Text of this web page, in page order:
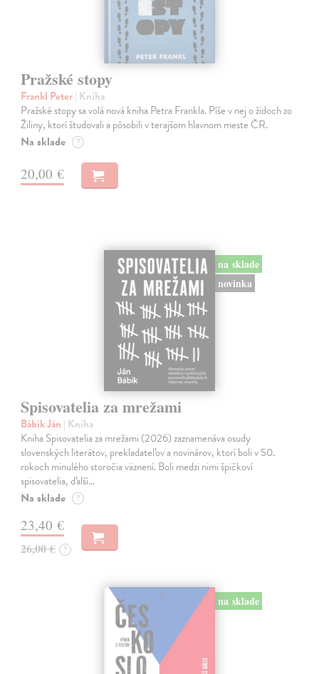
Pražské stopy
Frankl Peter| Kniha
Pražské stopy sa volá nová kniha Petra Frankla. Píše v nej o židoch zo
Žiliny, ktorí študovali a pôsobili v terajšom hlavnom meste ČR.
Na sklade ?
20,00 €
na sklade
novinka
Spisovatelia za mrežami
Bábik Ján | Kniha
Kniha Spisovatelia za mrežami (2026) zaznamenáva osudy
slovenských literátov, prekladateľov a novinárov, ktorí boli v 50.
rokoch minulého storočia väznení. Boli medzi nimi špičkoví
spisovatelia, ďalší…
Na sklade ?
23,40 €
26,00 € ?
na sklade